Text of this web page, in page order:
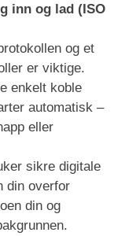
inn og lad (ISO
og et
er viktige.
enkelt koble
automatisk –
eller
sikre digitale
din overfor
din og